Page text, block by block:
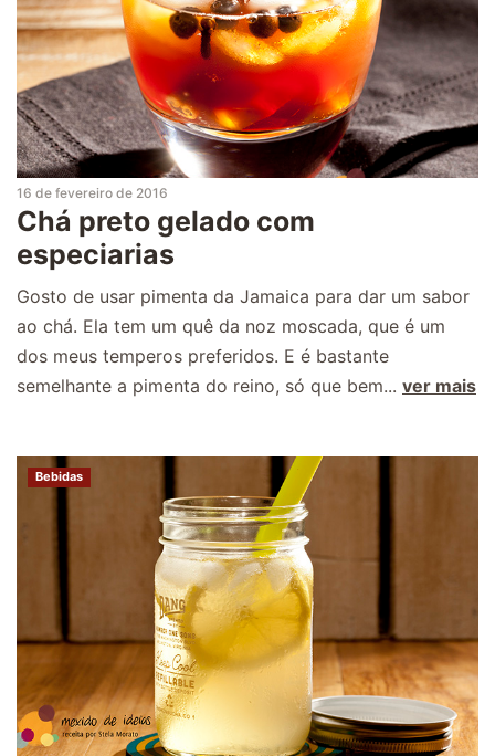
16 de fevereiro de 2016
Chá preto gelado com
especiarias
Gosto de usar pimenta da Jamaica para dar um sabor
ao chá. Ela tem um quê da noz moscada, que é um
dos meus temperos preferidos. E é bastante
semelhante a pimenta do reino, só que bem... ver mais
Bebidas